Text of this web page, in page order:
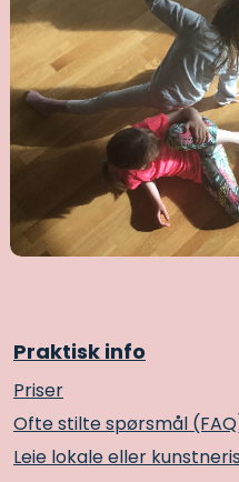
Praktisk info
Priser
Ofte stilte spørsmål
Leie lokale eller